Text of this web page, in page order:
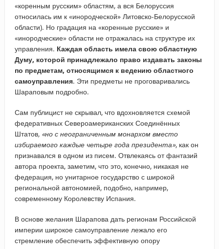
«коренным русским» областям, а вся Белоруссия
относилась им к «инородческой» Литовско-Белорусской
области). Но градация на «коренные русские» и
«инородческие» области не отражалась на структуре их
управления. Каждая область имела свою областную
Думу, которой принадлежало право издавать законы
по предметам, относящимся к ведению областного
самоуправления. Эти предметы не проговаривались
Шараповым подробно.
Сам публицист не скрывал, что вдохновляется схемой
федеративных Североамериканских Соединённых
Штатов, «но с неограниченным монархом вместо
избираемого каждые четыре года президента», как он
признавался в одном из писем. Отвлекаясь от фантазий
автора проекта, заметим, что это, конечно, никакая не
федерация, но унитарное государство с широкой
региональной автономией, подобно, например,
современному Королевству Испания.
В основе желания Шарапова дать регионам Российской
империи широкое самоуправление лежало его
стремление обеспечить эффективную опору